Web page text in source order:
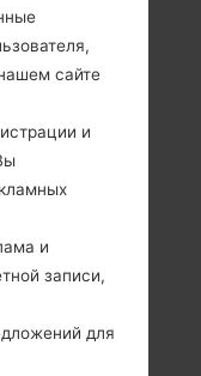
сайте
и
и
записи,
для